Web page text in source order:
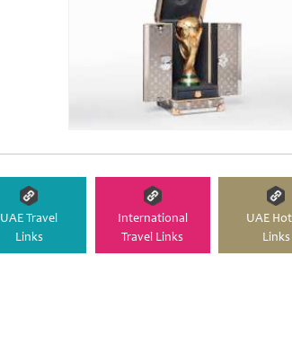
UAE Travel
Links
International
Travel Links
UAE
Links